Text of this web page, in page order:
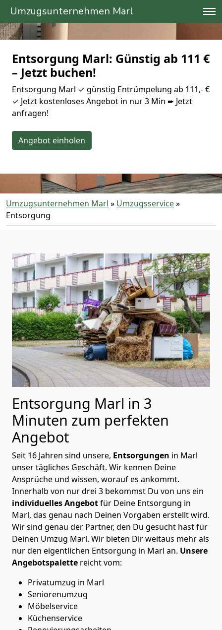
Umzugsunternehmen Marl
Entsorgung Marl: Günstig ab 111 €
– Jetzt buchen!
Entsorgung Marl ✓ günstig Entrümpelung ab 111,- €
✓ Jetzt kostenloses Angebot in nur 3 Min ➨ Jetzt
anfragen!
Angebot einholen
Umzugsunternehmen Marl » Umzugsservice»
Entsorgung
Entsorgung Marl in 3
Minuten zum perfekten
Angebot
Seit 16 Jahren sind unsere, Entsorgungen in Marl
unser tägliches Geschäft. Wir kennen Deine
Ansprüche und wissen, worauf es ankommt.
Innerhalb von nur drei 3 bekommst Du von uns ein
individuellesAngebotfür Deine Entsorgung in
Marl, das genau nach Deinen Vorgaben erstellt wird.
Wir sind genau der Partner, den Du gesucht hast für
Deinen Umzug Marl. Wir bieten Dir weitaus mehr als
nur den eigentlichen Entsorgung in Marl an. Unsere
Angebotspalette reicht vom:
Privatumzug in Marl
Seniorenumzug
Möbelservice
Küchenservice